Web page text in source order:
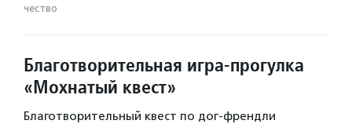
чест­во
Благотворительная игра-прогулка
«Мохнатый квест»
Благотворительный квест по дог-френдли